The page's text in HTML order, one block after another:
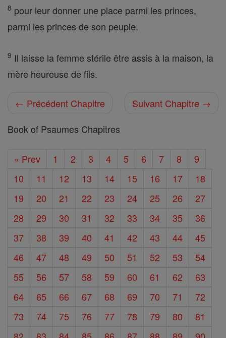
8 pour leur donner une place parmi les princes,
parmi les princes de son peuple.
9 Il laisse la femme stérile être assis à la maison, la
mère heureuse de fils.
← Précédent Chapitre
Suivant Chapitre →
Book of Psaumes Chapitres
« Prev 1 2 3 4 5 6 7 8
9
10
11 12 13 14 15 16 17
18
19
20 21 22 23 24 25 26
27
28
29 30 31 32 33 34 35
36
37
38 39 40 41 42 43 44
45
46
47 48 49 50 51 52 53
54
55
56 57 58 59 60 61 62
63
64
65 66 67 68 69 70 71
72
73
74 75 76 77 78 79 80
81